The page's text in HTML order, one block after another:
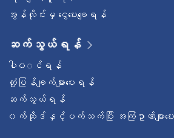
အွန်လိုင်းမှ ငွေပေးချေရန်
ဆက်သွယ်ရန်
ပါ၀◌င်ရန်
တုံ့ပြန်ချက်များပေးရန်
ဆက်သွယ်ရန်
၀က်ဆိုဒ်နှင့်ပက်သက်ပြီး အကြံဥာဏ်များပ